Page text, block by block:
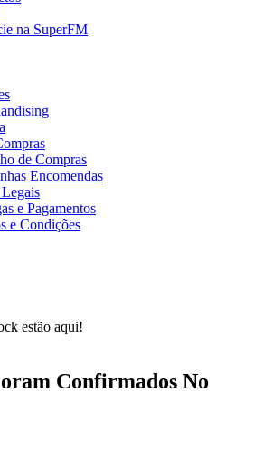
na SuperFM
de Compras
Encomendas
e Pagamentos
e Condições
estão aqui!
Confirmados No